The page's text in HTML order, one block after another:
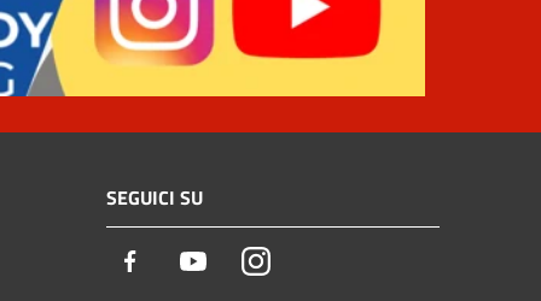
SEGUICI SU
Facebook YoutubeInstagram